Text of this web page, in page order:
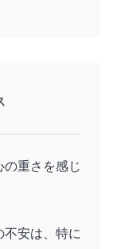
の重さを感じ
安は、特に